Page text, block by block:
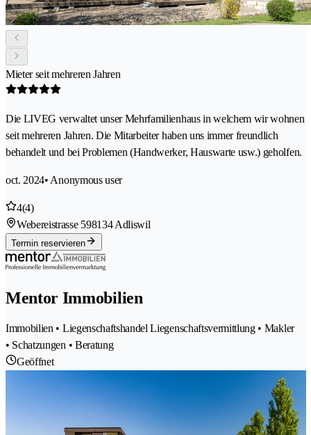
Mieter seit mehreren Jahren
Die LIVEG verwaltet unser Mehrfamilienhaus in welchem wir wohnen
seit mehreren Jahren. Die Mitarbeiter haben uns immer freundlich
behandelt und bei Problemen (Handwerker, Hauswarte usw.) geholfen.
oct. 2024• Anonymous user
4(4)
Webereistrasse 598134 Adliswil
Termin reservieren
Mentor Immobilien
Immobilien • Liegenschaftshandel Liegenschaftsvermittlung • Makler
• Schatzungen • Beratung
Geöffnet